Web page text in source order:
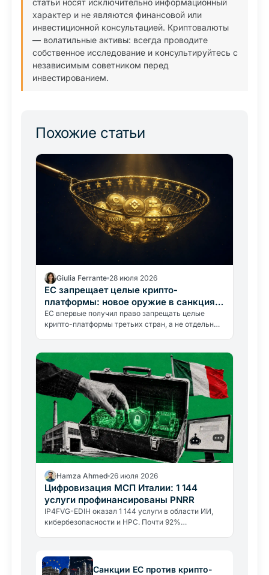
статьи носят исключительно информационный
характер и не являются финансовой или
инвестиционной консультацией. Криптовалюты
— волатильные активы: всегда проводите
собственное исследование и консультируйтесь с
независимым советником перед
инвестированием.
Похожие статьи
Giulia Ferrante 28 июля 2026
ЕС запрещает целые крипто-
платформы: новое оружие в санкциях
против России
ЕС впервые получил право запрещать целые
крипто-платформы третьих стран, а не отдельные
Hamza Ahmed 26 июля 2026
Цифровизация МСП Италии: 1 144
услуги профинансированы PNRR
IP4FVG-EDIH оказал 1 144 услуги в области ИИ,
кибербезопасности и HPC. Почти 92%
Санкции ЕС против крипто-